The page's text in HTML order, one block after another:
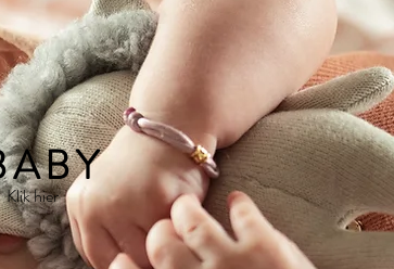
Klik hier